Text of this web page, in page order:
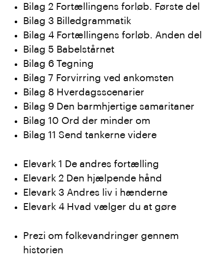
Bilag 2 Fortællingens forløb. Første del
Bilag 3 Billedgrammatik
Bilag 4 Fortællingens forløb. Anden del
Bilag 5 Babelstårnet
Bilag 6 Tegning
Bilag 7 Forvirring ved ankomsten
Bilag 8 Hverdagsscenarier
Bilag 9 Den barmhjertige samaritaner
Bilag 10 Ord der minder om
Bilag 11 Send tankerne videre
Elevark 1 De andres fortælling
Elevark 2 Den hjælpende hånd
Elevark 3 Andres liv i hænderne
Elevark 4 Hvad vælger du at gøre
Prezi om folkevandringer gennem
historien